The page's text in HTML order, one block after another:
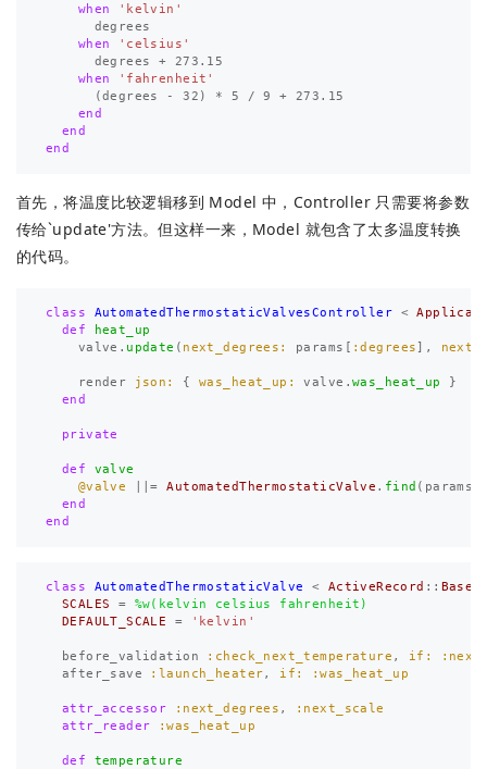
when
'kelvin'
degrees
when
'celsius'
degrees
+
273.15
when
'fahrenheit'
(degrees - 32 ) * 5 / 9 +
273.15
end
end
end
首先，将温度比较逻辑移到 Model 中，Controller 只需要将参数
传给`update'方法。但这样一来，Model 就包含了太多温度转换
的代码。
class AutomatedThermostaticValvesController <
def
heat_up
valve . update ( next_degrees: params :degrees ],
render json: { was_heat_up: valve .was_heat_up
}
end
private
def
valve
@valve
||= AutomatedThermostaticValve . find ( params
end
end
class AutomatedThermostaticValve < ActiveRecord :: Base
SCALES
=
%w(kelvin celsius fahrenheit)
DEFAULT_SCALE
= 'kelvin'
before_validation :check_next_temperature ,
if:
after_save
:launch_heater, if: :was_heat_up
attr_accessor :next_degrees ,
:next_scale
attr_reader
:was_heat_up
def
temperature